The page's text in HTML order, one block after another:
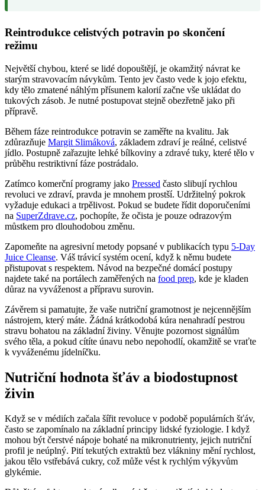
Reintrodukce celistvých potravin po skončení
režimu
Největší chybou, které se lidé dopouštějí, je okamžitý návrat ke
starým stravovacím návykům. Tento jev často vede k jojo efektu,
kdy tělo zmatené náhlým přísunem kalorií začne vše ukládat do
tukových zásob. Je nutné postupovat stejně obezřetně jako při
přípravě.
Během fáze reintrodukce potravin se zaměřte na kvalitu. Jak
zdůrazňuje Margit Slimáková, základem zdraví je reálné, celistvé
jídlo. Postupně zařazujte lehké bílkoviny a zdravé tuky, které tělo v
průběhu restriktivní fáze postrádalo.
Zatímco komerční programy jako Pressed často slibují rychlou
revoluci ve zdraví, pravda je mnohem prostší. Udržitelný pokrok
vyžaduje edukaci a trpělivost. Pokud se budete řídit doporučeními
na SuperZdrave.cz, pochopíte, že očista je pouze odrazovým
můstkem pro dlouhodobou změnu.
Zapomeňte na agresivní metody popsané v publikacích typu 5-Day
Juice Cleanse. Váš trávicí systém ocení, když k němu budete
přistupovat s respektem. Návod na bezpečné domácí postupy
najdete také na portálech zaměřených na food prep, kde je kladen
důraz na vyváženost a přípravu surovin.
Závěrem si pamatujte, že vaše nutriční gramotnost je nejcennějším
nástrojem, který máte. Žádná krátkodobá kúra nenahradí pestrou
stravu bohatou na základní živiny. Věnujte pozornost signálům
svého těla, a pokud cítíte únavu nebo nepohodlí, okamžitě se vraťte
k vyváženému jídelníčku.
Nutriční hodnota šťáv a biodostupnost
živin
Když se v médiích začala šířit revoluce v podobě populárních šťáv,
často se zapomínalo na základní principy lidské fyziologie. I když
mohou být čerstvé nápoje bohaté na mikronutrienty, jejich nutriční
profil je neúplný. Pití tekutých extraktů bez vlákniny mění rychlost,
jakou tělo vstřebává cukry, což může vést k rychlým výkyvům
glykémie.